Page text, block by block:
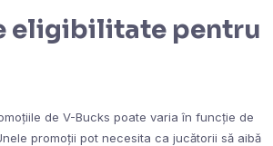
eligibilitate pentru
de V-Bucks poate varia în funcție de
promoții pot necesita ca jucătorii să aibă